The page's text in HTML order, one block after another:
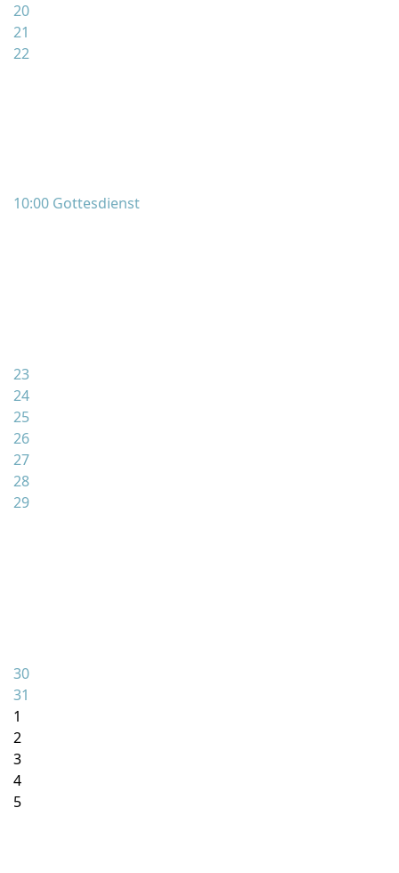
20
21
22
10:00 Gottesdienst
23
24
25
26
27
28
29
30
31
1
2
3
4
5